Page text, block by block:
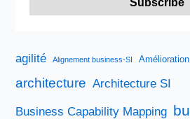
cette
troublée,
si
agilité Alignement business-SI
architecture Architecture SI
Business Capability Mapping